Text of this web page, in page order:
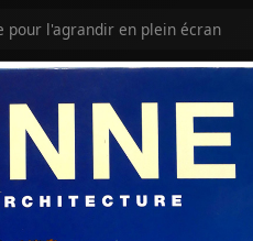
pour l'agrandir en plein écran